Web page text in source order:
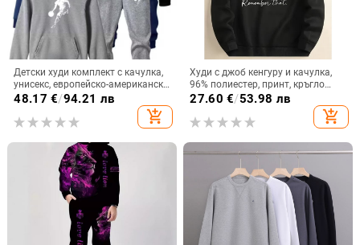
Детски худи комплект с качулка,
унисекс, европейско-американски
стил, пуловер, полиестер 96%+,
48.17 €/94.21 лв
add_shopping_cart
Худи с джоб кенгуру и качулка,
96% полиестер, принт, кръгло
деколте
27.60 €/53.98 лв
add_shopping_cart